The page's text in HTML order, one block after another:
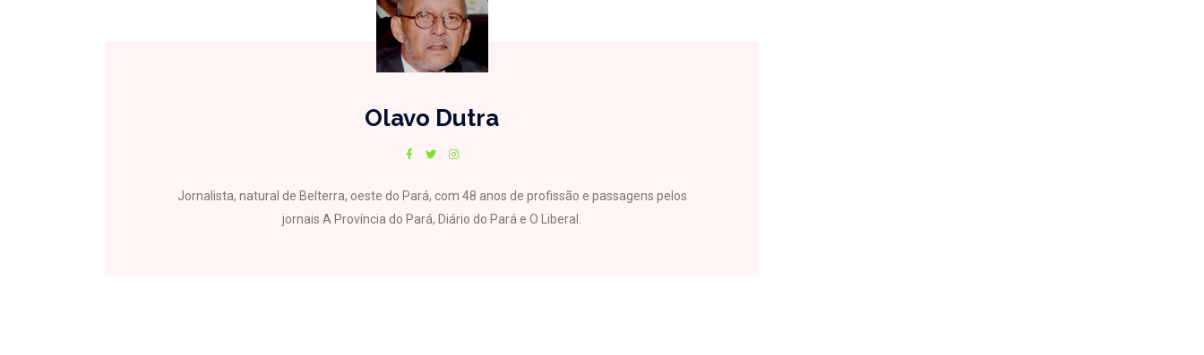
Olavo Dutra
Jornalista, natural de Belterra, oeste do Pará, com 48 anos de profissão e passagens pelos
jornais A Província do Pará, Diário do Pará e O Liberal.